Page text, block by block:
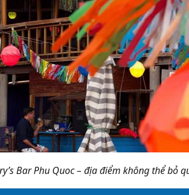
Bar Phu Quoc – địa điểm không thể bỏ